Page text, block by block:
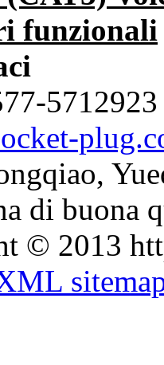
funzionali
di buona
© 2013